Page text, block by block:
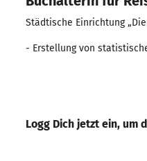
Städtische Einrichtung
- Erstellung von
Logg Dich jetzt ein, um